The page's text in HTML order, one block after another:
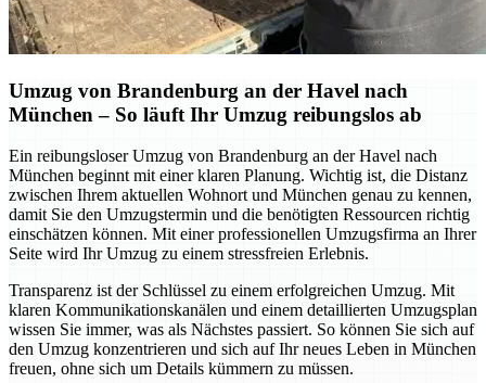
Umzug von Brandenburg an der Havel nach
München – So läuft Ihr Umzug reibungslos ab
Ein reibungsloser Umzug von Brandenburg an der Havel nach
München beginnt mit einer klaren Planung. Wichtig ist, die Distanz
zwischen Ihrem aktuellen Wohnort und München genau zu kennen,
damit Sie den Umzugstermin und die benötigten Ressourcen richtig
einschätzen können. Mit einer professionellen Umzugsfirma an Ihrer
Seite wird Ihr Umzug zu einem stressfreien Erlebnis.
Transparenz ist der Schlüssel zu einem erfolgreichen Umzug. Mit
klaren Kommunikationskanälen und einem detaillierten Umzugsplan
wissen Sie immer, was als Nächstes passiert. So können Sie sich auf
den Umzug konzentrieren und sich auf Ihr neues Leben in München
freuen, ohne sich um Details kümmern zu müssen.